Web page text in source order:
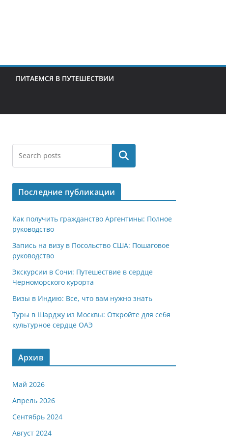
ПИТАЕМСЯ В ПУТЕШЕСТВИИ
Поиск
Последние публикации
Как получить гражданство Аргентины: Полное
руководство
Запись на визу в Посольство США: Пошаговое
руководство
Экскурсии в Сочи: Путешествие в сердце
Черноморского курорта
Визы в Индию: Все, что вам нужно знать
Туры в Шарджу из Москвы: Откройте для себя
культурное сердце ОАЭ
Архив
Май 2026
Апрель 2026
Сентябрь 2024
Август 2024